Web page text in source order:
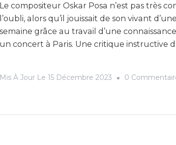
Le compositeur Oskar Posa n’est pas très
l’oubli, alors qu’il jouissait de son vivant
semaine grâce au travail d’une
un concert à Paris. Une critique instructive
Mis À Jour Le 15 Décembre 2023 0